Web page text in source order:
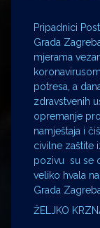
Pripadnici
Grada
mjerama
potresa, a
zdravstvenih
opremanje
namještaja i
civilne zaštite
pozivu su se
veliko hvala
Grada
ŽELJKO